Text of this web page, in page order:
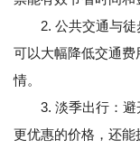
2. 公共交通与徒
可以大幅降低交通
情。
3. 淡季出行：避
更优惠的价格，还能